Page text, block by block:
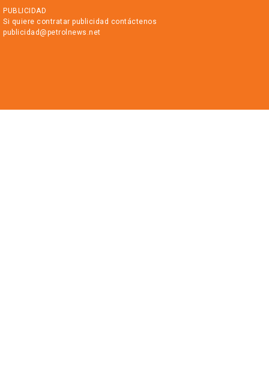
PUBLICIDAD
Si quiere contratar publicidad contáctenos
publicidad@petrolnews.net